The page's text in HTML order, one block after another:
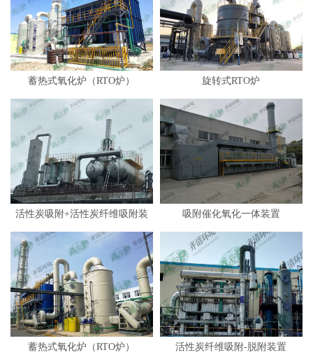
蓄热式氧化炉（RTO炉） 旋转式RTO炉
活性炭吸附+活性炭纤维吸附装
置
吸附催化氧化一体装置
蓄热式氧化炉（RTO炉） 活性炭纤维吸附-脱附装置